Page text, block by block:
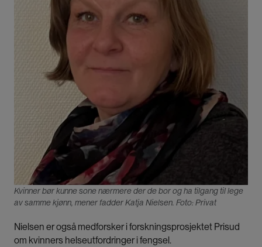
Kvinner bør kunne sone nærmere der de bor og ha tilgang til lege
av samme kjønn, mener fadder Katja Nielsen. Foto: Privat
Nielsen er også medforsker i forskningsprosjektet Prisud
om kvinners helseutfordringer i fengsel.